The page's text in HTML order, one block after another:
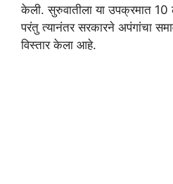
केली. सुरुवातीला या उपक्रमात 10
परंतु त्यानंतर सरकारने अपंगांचा
विस्तार केला आहे.